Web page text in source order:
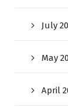
July
May
April